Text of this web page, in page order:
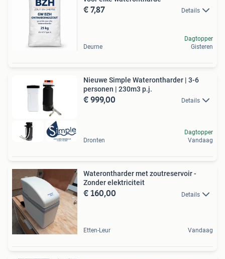
€ 7,87 Details
Deurne
Dagtopper
Gisteren
Nieuwe Simple Waterontharder | 3-6
personen | 230m3 p.j.
€ 999,00 Details
Dronten
Dagtopper
Vandaag
Waterontharder met zoutreservoir -
Zonder elektriciteit
€ 160,00 Details
Etten-Leur Vandaag